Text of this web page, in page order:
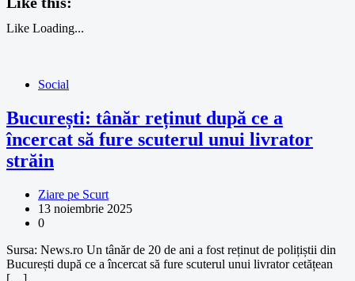
Like Loading...
Social
București: tânăr reținut după ce a
încercat să fure scuterul unui livrator
străin
Ziare pe Scurt
13 noiembrie 2025
0
Sursa: News.ro Un tânăr de 20 de ani a fost reținut de polițiștii din
București după ce a încercat să fure scuterul unui livrator cetățean
[…]